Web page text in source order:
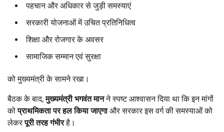
पहचान और अधिकार से जुड़ी समस्याएं
सरकारी योजनाओं में उचित प्रतिनिधित्व
शिक्षा और रोजगार के अवसर
सामाजिक सम्मान एवं सुरक्षा
को मुख्यमंत्री के सामने रखा।
बैठक के बाद,मुख्यमंत्री भगवंत मानने स्पष्ट आश्वासन दिया था कि इन मांगों
कोप्राथमिकता पर हल किया जाएगाऔर सरकार इस वर्ग की समस्याओं को
लेकरपूरी तरह गंभीरहै।